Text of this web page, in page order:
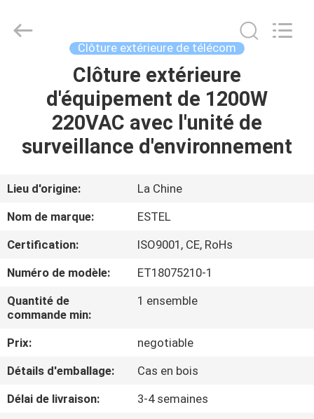
MAISON
PRODUITS
SUJET
DE
NOUS
VISITE
D'USINE
CONTRÔLE
DE
QUALITÉ
AND
TECHNOLOGY
Clôture extérieure de télécom
Clôture extérieure
d'équipement de 1200W
220VAC avec l'unité de
surveillance d'environnement
Lieu d'origine:
La Chine
Nom de marque:
ESTEL
Certification:
ISO9001, CE, RoHs
Numéro de modèle:
ET18075210-1
Quantité de
commande min:
1 ensemble
Prix:
negotiable
Détails d'emballage:
Cas en bois
Délai de livraison:
3-4 semaines